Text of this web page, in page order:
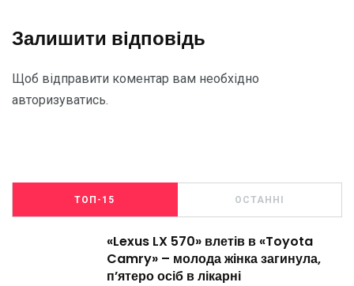
Залишити відповідь
Щоб відправити коментар вам необхідно
авторизуватись.
ТОП-15 ОСТАННІ
«Lexus LX 570» влетів в «Toyota
Camry» – молода жінка загинула,
п’ятеро осіб в лікарні